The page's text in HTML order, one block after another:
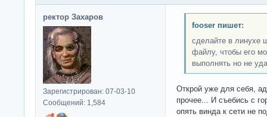
ректор Захаров
Зарегистрирован: 07-03-10
Сообщений: 1,584
fooser пишет:
сделайте в линухе
файлу, чтобы его
выполнять но не
Открой уже для себя,
прочее... И съебись с
опять винда к сети не